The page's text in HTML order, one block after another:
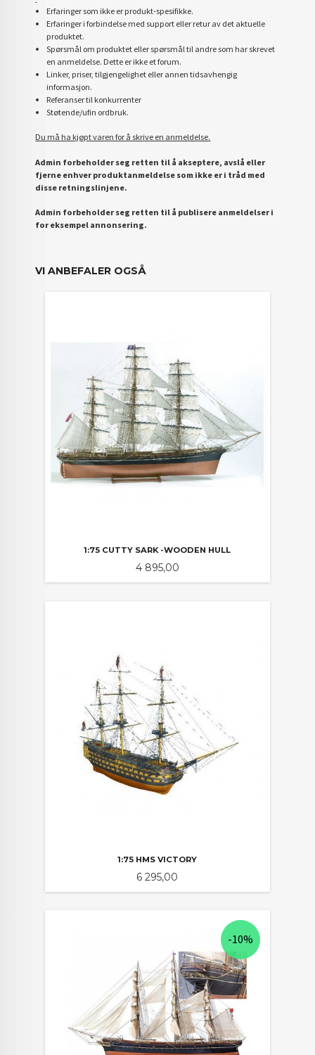
Erfaringer som ikke er produkt-spesifikke.
Erfaringer i forbindelse med support eller retur av det aktuelle
produktet.
Spørsmål om produktet eller spørsmål til andre som har skrevet
en anmeldelse. Dette er ikke et forum.
Linker, priser, tilgjengelighet eller annen tidsavhengig
informasjon.
Referanser til konkurrenter
Støtende/ufin ordbruk.
Du må ha kjøpt varen for å skrive en anmeldelse.
Admin forbeholder seg retten til å akseptere, avslå eller
fjerne enhver produktanmeldelse som ikke er i tråd med
disse retningslinjene.
Admin forbeholder seg retten til å publisere anmeldelser i
for eksempel annonsering.
VI ANBEFALER OGSÅ
1:75 CUTTY SARK -WOODEN HULL
Pris
4 895,00
1:75 HMS VICTORY
Pris
6 295,00
-10%